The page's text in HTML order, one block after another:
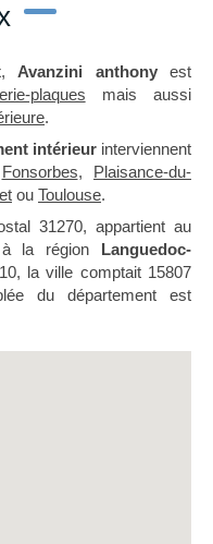
, Avanzini anthonyest
plaques mais aussi
.
intérieur interviennent
Fonsorbes, Plaisance-du-
ou Toulouse.
31270, appartient au
la région Languedoc-
la ville comptait 15807
du département est